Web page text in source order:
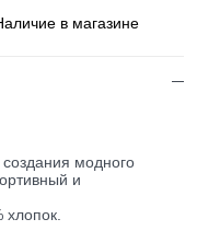
в магазине
модного
и